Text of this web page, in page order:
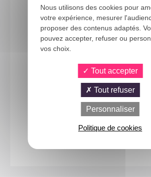
23033
Automate à double tête - Clown -
lumineux - 180cm
Nous utilisons des cookies pour
votre expérience, mesurer
proposer des contenus adaptés.
pouvez accepter, refuser ou
vos choix.
Tout accepter
Tout refuser
Personnaliser
Politique de cookies